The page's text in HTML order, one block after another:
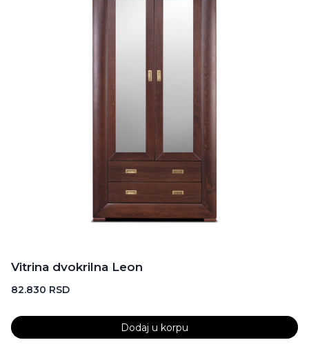
Vitrina dvokrilna Leon
82.830 RSD
Dodaj u korpu